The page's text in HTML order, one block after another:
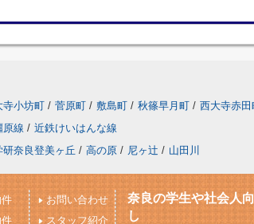
寺小坊町 / 菅原町 / 敷島町 / 秋篠早月町 / 西大寺赤田
原線 / 近鉄けいはんな線
研奈良登美ヶ丘 / 高の原 / 尼ヶ辻 / 山田川
お問い合わせ
スタッフ紹介
奈良の学生や社会人
し